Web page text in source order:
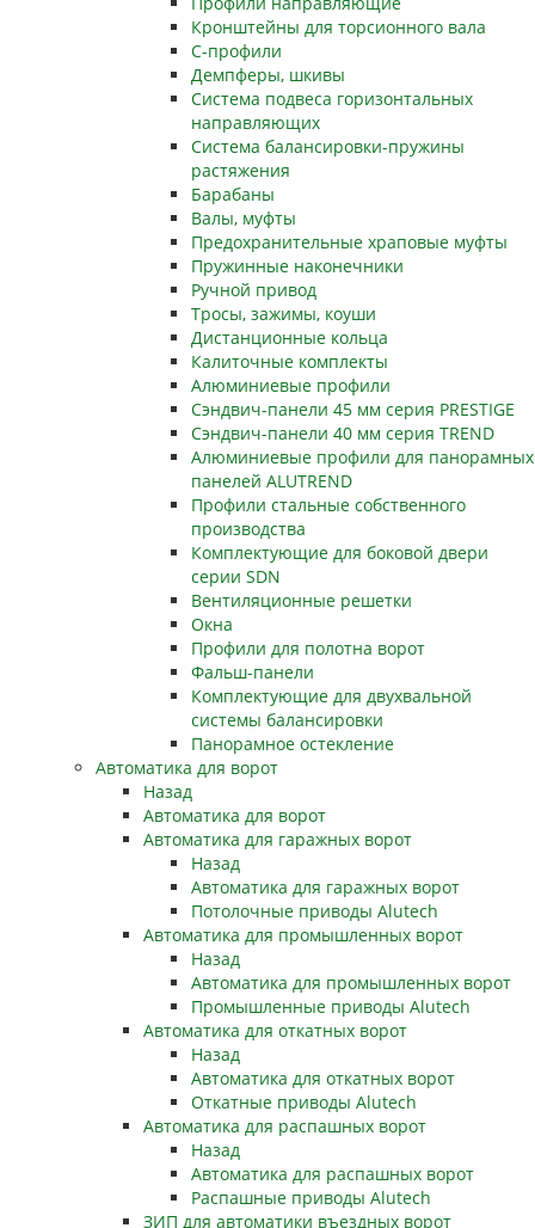
Кронштейны для торсионного вала
С-профили
Демпферы, шкивы
Система подвеса горизонтальных
направляющих
Система балансировки-пружины
растяжения
Барабаны
Валы, муфты
Предохранительные храповые муфты
Пружинные наконечники
Ручной привод
Тросы, зажимы, коуши
Дистанционные кольца
Калиточные комплекты
Алюминиевые профили
Сэндвич-панели 45 мм серия PRESTIGE
Сэндвич-панели 40 мм серия TREND
Алюминиевые профили для панорамных
панелей ALUTREND
Профили стальные собственного
производства
Комплектующие для боковой двери
серии SDN
Вентиляционные решетки
Окна
Профили для полотна ворот
Фальш-панели
Комплектующие для двухвальной
системы балансировки
Панорамное остекление
Автоматика для ворот
Назад
Автоматика для ворот
Автоматика для гаражных ворот
Назад
Автоматика для гаражных ворот
Потолочные приводы Alutech
Автоматика для промышленных ворот
Назад
Автоматика для промышленных ворот
Промышленные приводы Alutech
Автоматика для откатных ворот
Назад
Автоматика для откатных ворот
Откатные приводы Alutech
Автоматика для распашных ворот
Назад
Автоматика для распашных ворот
Распашные приводы Alutech
ЗИП для автоматики въездных ворот